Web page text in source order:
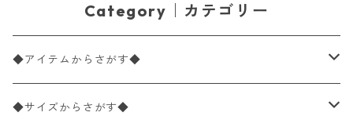
Category｜カテゴリー
◆アイテムからさがす◆
ペーパーナプキン2枚バラ売り
◆サイズからさがす◆